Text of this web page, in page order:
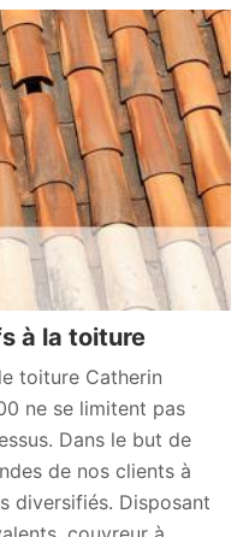
à la toiture
toiture Catherin
ne se limitent pas
Dans le but de
de nos clients à
diversifiés. Disposant